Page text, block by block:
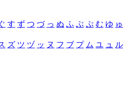
す ず つ づ っ ぬ ふ ぶ ぷ む ゆ ゅ
ズ ツ ヅ ッ ヌ フ ブ プ ム ユ ュ ル